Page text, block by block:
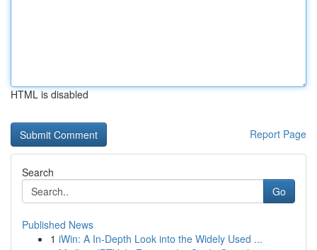
HTML is disabled
Report Page
Search
Go
Published News
1 iWin: A In-Depth Look into the Widely Used ...